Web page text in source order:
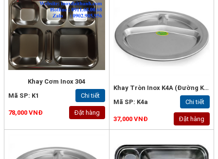
Khay Cơm Inox 304
Mã SP: K1
Chi tiết
78,000 VNĐ Đặt hàng
Khay Tròn Inox K4A (Đường Kính 26.5cm) - Inox 201
Mã SP: K4a
Chi tiết
37,000 VNĐ Đặt hàng